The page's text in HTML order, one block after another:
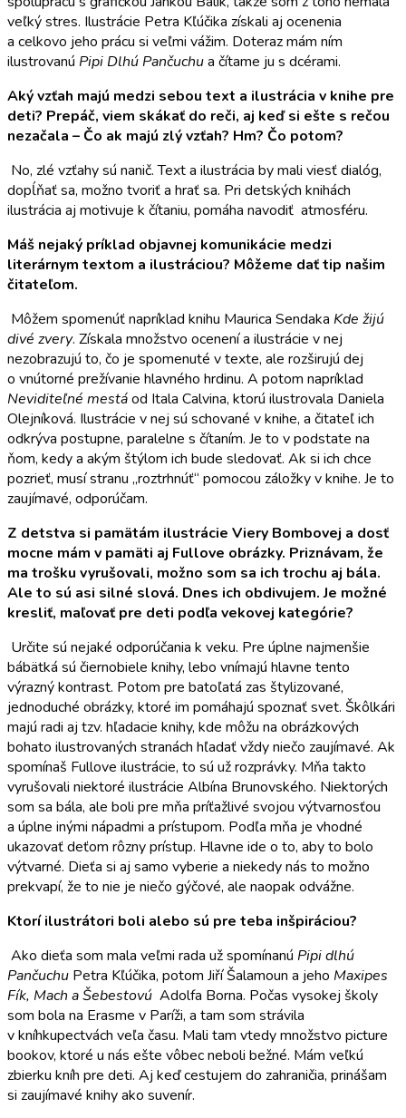
veľký stres. Ilustrácie Petra Kľúčika získali aj ocenenia
a celkovo jeho prácu si veľmi vážim. Doteraz mám ním
ilustrovanú Pipi Dlhú Pančuchua čítame ju s dcérami.
Aký vzťah majú medzi sebou text a ilustrácia v knihe pre
deti? Prepáč, viem skákať do reči, aj keď si ešte s rečou
nezačala – Čo ak majú zlý vzťah? Hm? Čo potom?
No, zlé vzťahy sú nanič. Text a ilustrácia by mali viesť dialóg,
dopĺňať sa, možno tvoriť a hrať sa. Pri detských knihách
ilustrácia aj motivuje k čítaniu, pomáha navodiť atmosféru.
Máš nejaký príklad objavnej komunikácie medzi
literárnym textom a ilustráciou? Môžeme dať tip našim
čitateľom.
Môžem spomenúť napríklad knihu Maurica Sendaka Kde žijú
divé zvery. Získala množstvo ocenení a ilustrácie v nej
nezobrazujú to, čo je spomenuté v texte, ale rozširujú dej
o vnútorné prežívanie hlavného hrdinu. A potom napríklad
Neviditeľné mestáod Itala Calvina, ktorú ilustrovala Daniela
Olejníková. Ilustrácie v nej sú schované v knihe, a čitateľ ich
odkrýva postupne, paralelne s čítaním. Je to v podstate na
ňom, kedy a akým štýlom ich bude sledovať. Ak si ich chce
pozrieť, musí stranu „roztrhnúť“ pomocou záložky v knihe. Je to
zaujímavé, odporúčam.
Z detstva si pamätám ilustrácie Viery Bombovej a dosť
mocne mám v pamäti aj Fullove obrázky. Priznávam, že
ma trošku vyrušovali, možno som sa ich trochu aj bála.
Ale to sú asi silné slová. Dnes ich obdivujem. Je možné
kresliť, maľovať pre deti podľa vekovej kategórie?
Určite sú nejaké odporúčania k veku. Pre úplne najmenšie
bábätká sú čiernobiele knihy, lebo vnímajú hlavne tento
výrazný kontrast. Potom pre batoľatá zas štylizované,
jednoduché obrázky, ktoré im pomáhajú spoznať svet. Škôlkári
majú radi aj tzv. hľadacie knihy, kde môžu na obrázkových
bohato ilustrovaných stranách hľadať vždy niečo zaujímavé. Ak
spomínaš Fullove ilustrácie, to sú už rozprávky. Mňa takto
vyrušovali niektoré ilustrácie Albína Brunovského. Niektorých
som sa bála, ale boli pre mňa príťažlivé svojou výtvarnosťou
a úplne inými nápadmi a prístupom. Podľa mňa je vhodné
ukazovať deťom rôzny prístup. Hlavne ide o to, aby to bolo
výtvarné. Dieťa si aj samo vyberie a niekedy nás to možno
prekvapí, že to nie je niečo gýčové, ale naopak odvážne.
Ktorí ilustrátori boli alebo sú pre teba inšpiráciou?
Ako dieťa som mala veľmi rada už spomínanú Pipi dlhú
Pančuchu Petra Kľúčika, potom Jiří Šalamoun a jeho Maxipes
Fík, Mach a Šebestovú Adolfa Borna. Počas vysokej školy
som bola na Erasme v Paríži, a tam som strávila
v kníhkupectvách veľa času. Mali tam vtedy množstvo picture
bookov, ktoré u nás ešte vôbec neboli bežné. Mám veľkú
zbierku kníh pre deti. Aj keď cestujem do zahraničia, prinášam
si zaujímavé knihy ako suvenír.